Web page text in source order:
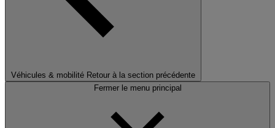
Véhicules & mobilité Retour à la section précédente
Fermer le menu principal